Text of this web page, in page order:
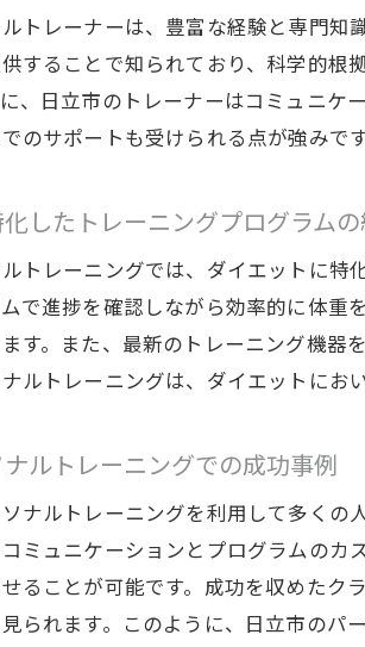
専門家か
新常識に
日立市で
日立市で理想
日立市のジ
目標設定
パーソナ
成果を出
日立市で
パーソナル
他のダイ
トレーニ
ダイエッ
トレーナーは、豊富な経験と専門
することで知られており、科学的
、日立市のトレーナーはコミュニケ
のサポートも受けられる点が強みで
したトレーニングプログラム
トレーニングでは、ダイエットに
で進捗を確認しながら効率的に体
す。また、最新のトレーニング機器
ルトレーニングは、ダイエットにお
ルトレーニングでの成功事例
ナルトレーニングを利用して多く
ミュニケーションとプログラムのカ
ることが可能です。成功を収めた
られます。このように、日立市の